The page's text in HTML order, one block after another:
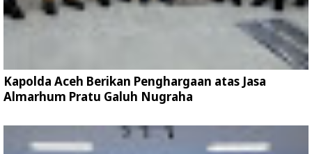
Kapolda Aceh Berikan Penghargaan atas Jasa
Almarhum Pratu Galuh Nugraha